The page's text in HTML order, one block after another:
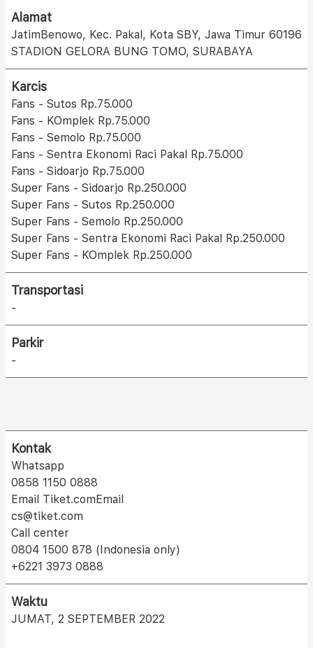
Alamat
JatimBenowo, Kec. Pakal, Kota SBY, Jawa Timur 60196
STADION GELORA BUNG TOMO, SURABAYA
Karcis
Fans - Sutos Rp.75.000
Fans - KOmplek Rp.75.000
Fans - Semolo Rp.75.000
Fans - Sentra Ekonomi Raci Pakal Rp.75.000
Fans - Sidoarjo Rp.75.000
Super Fans - Sidoarjo Rp.250.000
Super Fans - Sutos Rp.250.000
Super Fans - Semolo Rp.250.000
Super Fans - Sentra Ekonomi Raci Pakal Rp.250.000
Super Fans - KOmplek Rp.250.000
Transportasi
-
Parkir
-
Kontak
Whatsapp
0858 1150 0888
Email Tiket.comEmail
cs@tiket.com
Call center
0804 1500 878 (Indonesia only)
+6221 3973 0888
Waktu
JUMAT, 2 SEPTEMBER 2022